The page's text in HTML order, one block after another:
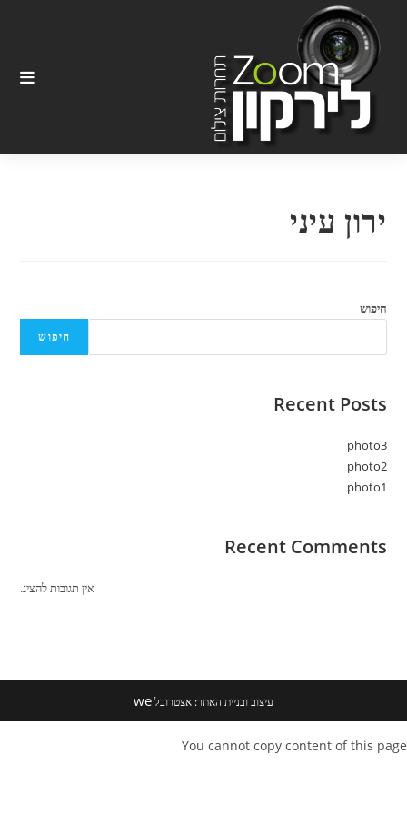
content
ירון עיני
חיפוש
חיפוש
Recent Posts
photo3
photo2
photo1
Recent Comments
אין תגובות להציג.
עיצוב ובניית האתר: אצטרובלwe
You cannot copy content of this page